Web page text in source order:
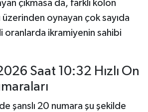
çıkmasa da, farklı kolon
üzerinden oynayan çok sayıda
oranlarda ikramiyenin sahibi
Saat 10:32 Hızlı On
şanslı 20 numara şu şekilde